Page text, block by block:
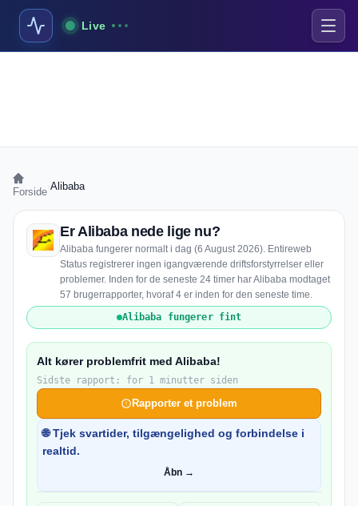
Live
Forside Alibaba
Er Alibaba nede lige nu?
Alibaba fungerer normalt i dag (6 August 2026). Entireweb
Status registrerer ingen igangværende driftsforstyrrelser eller
problemer. Inden for de seneste 24 timer har Alibaba modtaget
57 brugerrapporter, hvoraf 4 er inden for den seneste time.
Alibaba fungerer fint
Alt kører problemfrit med Alibaba!
Sidste rapport: for 1 minutter siden
Rapporter et problem
🌐 Tjek svartider, tilgængelighed og forbindelse i
realtid.
Åbn →